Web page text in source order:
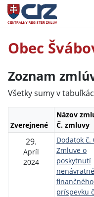
Obec
Zoznam
Všetky sumy v
Zverejnené
Názov
Č. zmluvy
29.
Apríl
2024
Dodatok č.
Zmluve o
poskytnutí
finančného
príspevku